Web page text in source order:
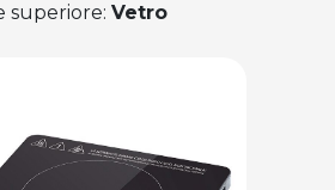
superiore:Vetro